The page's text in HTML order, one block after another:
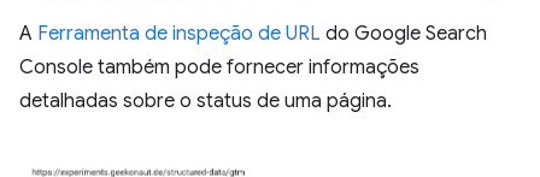
A Ferramenta de inspeção de URL do Google Search
Console também pode fornecer informações
detalhadas sobre o status de uma página.